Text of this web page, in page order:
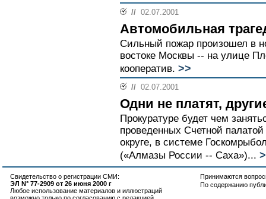
// 02.07.2001
Автомобильная
Сильный пожар произошел в
востоке Москвы -- на улице
кооператив. >>
// 02.07.2001
Одни не платят,
Прокуратуре будет чем
проведенных Счетной
округе, в системе
(«Алмазы России -- Саха»)...
Свидетельство о регистрации СМИ:
ЭЛ N° 77-2909 от 26 июня 2000 г
Любое использование материалов и иллюстраций
Принимаются
По содержанию